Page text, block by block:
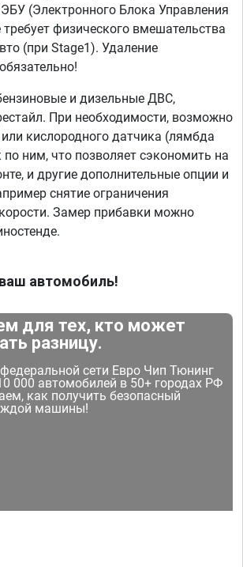
(Электронного Блока Управления
физического вмешательства
(при Stage1). Удаление
и дизельные ДВС,
При необходимости, возможно
кислородного датчика (лямбда
ним, что позволяет сэкономить на
и другие дополнительные опции и
снятие ограничения
Замер прибавки можно
автомобиль!
для тех, кто может
разницу.
сети Евро Чип Тюнинг
000 автомобилей в 50+ городах РФ
как получить безопасный
машины!